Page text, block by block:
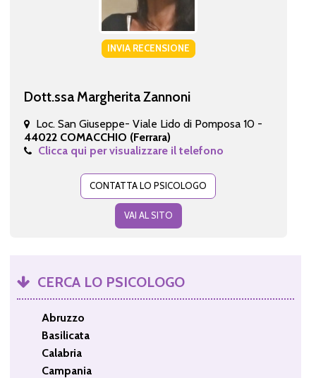
INVIA RECENSIONE
Dott.ssa Margherita Zannoni
Loc. San Giuseppe- Viale Lido di Pomposa 10 -
44022 COMACCHIO (Ferrara)
Clicca qui per visualizzare il telefono
CONTATTA LO PSICOLOGO
VAI AL SITO
CERCA LO PSICOLOGO
Abruzzo
Basilicata
Calabria
Campania